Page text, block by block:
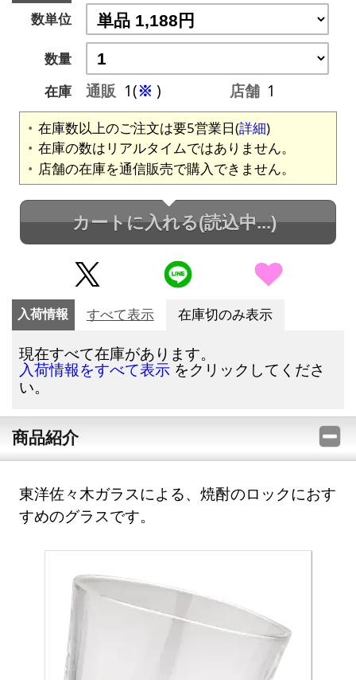
数単位
数量
在庫
通販 1(※ ) 店舗 1
在庫数以上のご注文は要5営業日(詳細)
在庫の数はリアルタイムではありません。
店舗の在庫を通信販売で購入できません。
カートに入れる(読込中...)
入荷情報 すべて表示 在庫切のみ表示
現在すべて在庫があります。
入荷情報をすべて表示 をクリックしてくださ
い。
商品紹介
東洋佐々木ガラスによる、焼酎のロックにおす
すめのグラスです。